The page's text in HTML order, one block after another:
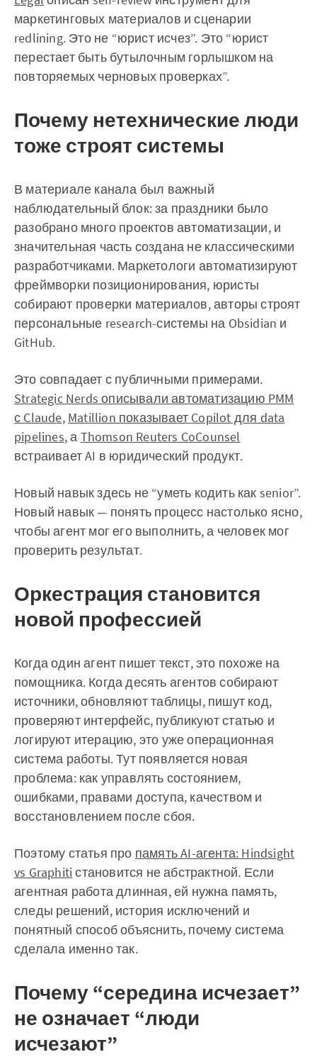
маркетинговых материалов и сценарии
redlining. Это не “юрист исчез”. Это “юрист
перестает быть бутылочным горлышком на
повторяемых черновых проверках”.
Почему нетехнические люди
тоже строят системы
В материале канала был важный
наблюдательный блок: за праздники было
разобрано много проектов автоматизации, и
значительная часть создана не классическими
разработчиками. Маркетологи автоматизируют
фреймворки позиционирования, юристы
собирают проверки материалов, авторы строят
персональные research-системы на Obsidian и
GitHub.
Это совпадает с публичными примерами.
Strategic Nerds описывали автоматизацию PMM
с Claude, Matillion показывает Copilot для data
pipelines, а Thomson Reuters CoCounsel
встраивает AI в юридический продукт.
Новый навык здесь не “уметь кодить как senior”.
Новый навык — понять процесс настолько ясно,
чтобы агент мог его выполнить, а человек мог
проверить результат.
Оркестрация становится
новой профессией
Когда один агент пишет текст, это похоже на
помощника. Когда десять агентов собирают
источники, обновляют таблицы, пишут код,
проверяют интерфейс, публикуют статью и
логируют итерацию, это уже операционная
система работы. Тут появляется новая
проблема: как управлять состоянием,
ошибками, правами доступа, качеством и
восстановлением после сбоя.
Поэтому статья про память AI-агента: Hindsight
vs Graphiti становится не абстрактной. Если
агентная работа длинная, ей нужна память,
следы решений, история исключений и
понятный способ объяснить, почему система
сделала именно так.
Почему “середина исчезает”
не означает “люди
исчезают”